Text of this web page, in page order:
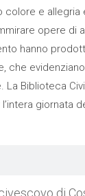
colore e allegria
opere di
hanno
che
La Biblioteca
giornata
di